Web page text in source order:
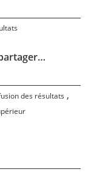
des résultats ,